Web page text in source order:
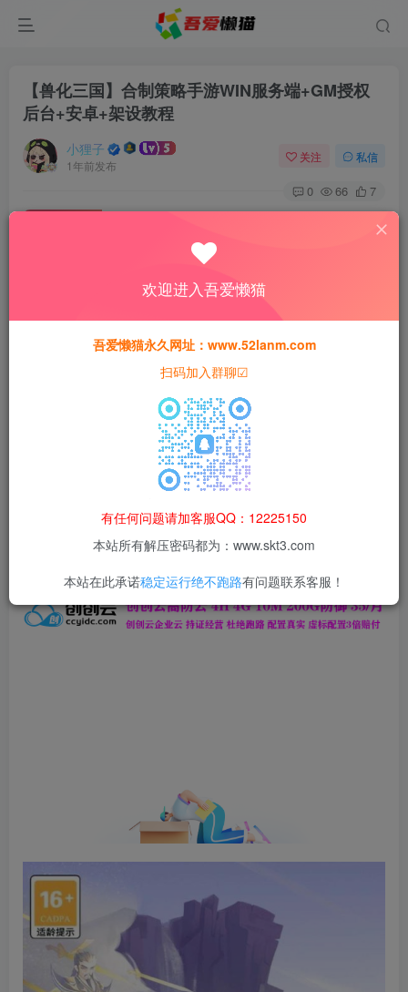
【兽化三国】合制策略手游WIN服务端+GM授权
后台+安卓+架设教程
小狸子
1年前发布
关注 私信
0 66 7
此内容为付费资源，请付费后查看
猫粮30
黄金会员猫粮15 钻石会员 免费
本站所有资源均为网络收集整理而来，仅供学习研究使用，请在下
载后24h内删除，谢谢合作！
本站资源仅用于学习交流，禁止商业运营与违法、侵权
果由使用者自行承担。
欢迎进入吾爱懒猫
吾爱懒猫永久网址：www.52lanm.com
扫码加入群聊☑
有任何问题请加客服QQ：12225150
本站所有解压密码都为：www.skt3.com
本站在此承诺稳定运行绝不跑路有问题联系客服！